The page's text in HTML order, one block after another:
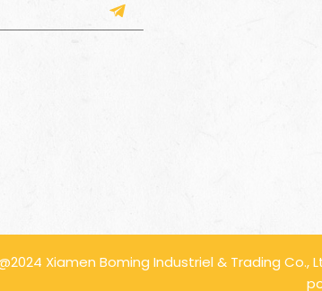
Xiamen Boming Industriel & Trading Co.,